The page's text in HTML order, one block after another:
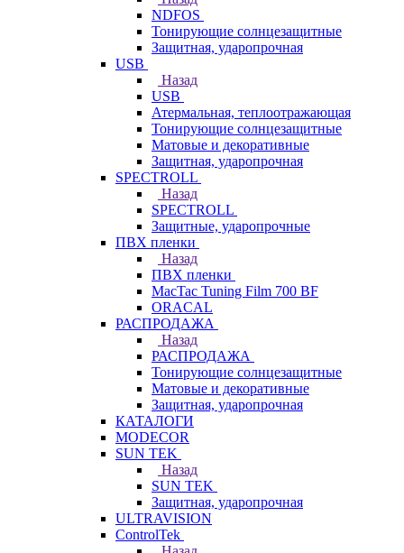
NDFOS
Тонирующие солнцезащитные
Защитная, ударопрочная
USB
Назад
USB
Атермальная, теплоотражающая
Тонирующие солнцезащитные
Матовые и декоративные
Защитная, ударопрочная
SPECTROLL
Назад
SPECTROLL
Защитные, ударопрочные
ПВХ пленки
Назад
ПВХ пленки
MacTac Tuning Film 700 BF
ORACAL
РАСПРОДАЖА
Назад
РАСПРОДАЖА
Тонирующие солнцезащитные
Матовые и декоративные
Защитная, ударопрочная
КАТАЛОГИ
MODECOR
SUN TEK
Назад
SUN TEK
Защитная, ударопрочная
ULTRAVISION
ControlTek